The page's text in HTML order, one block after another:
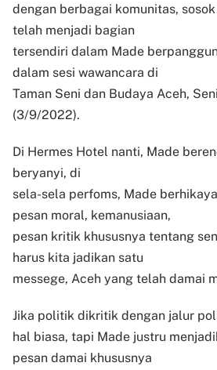
dengan berbagai komunitas,
telah menjadi bagian
tersendiri dalam Made
dalam sesi wawancara di
Taman Seni dan Budaya Aceh,
(3/9/2022).
Di Hermes Hotel nanti, Made
beryanyi, di
sela-sela perfoms, Made
pesan moral, kemanusiaan,
pesan kritik khususnya tentang
harus kita jadikan satu
messege, Aceh yang telah damai
Jika politik dikritik dengan jalur
hal biasa, tapi Made justru
pesan damai khususnya